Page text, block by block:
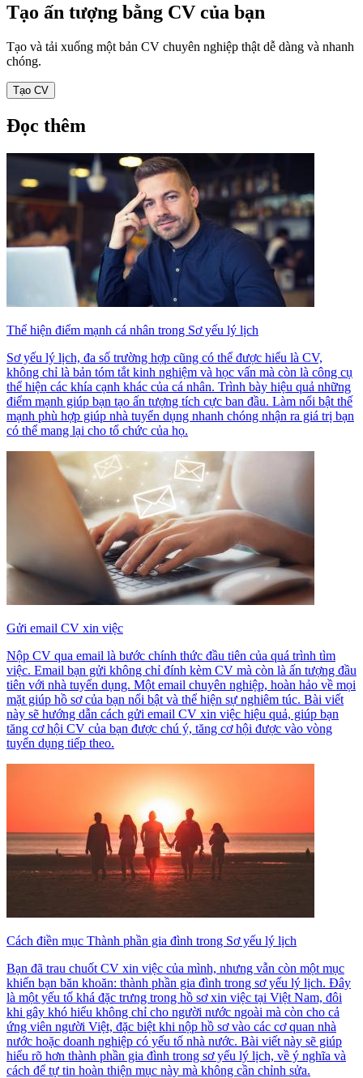
Tạo ấn tượng bằng CV của bạn
Tạo và tải xuống một bản CV chuyên nghiệp thật dễ dàng và nhanh
chóng.
Tạo CV
Đọc thêm
Thể hiện điểm mạnh cá nhân trong Sơ yếu lý lịch
Sơ yếu lý lịch, đa số trường hợp cũng có thể được hiểu là CV,
không chỉ là bản tóm tắt kinh nghiệm và học vấn mà còn là công cụ
thể hiện các khía cạnh khác của cá nhân. Trình bày hiệu quả những
điểm mạnh giúp bạn tạo ấn tượng tích cực ban đầu. Làm nổi bật thế
mạnh phù hợp giúp nhà tuyển dụng nhanh chóng nhận ra giá trị bạn
có thể mang lại cho tổ chức của họ.
Gửi email CV xin việc
Nộp CV qua email là bước chính thức đầu tiên của quá trình tìm
việc. Email bạn gửi không chỉ đính kèm CV mà còn là ấn tượng đầu
tiên với nhà tuyển dụng. Một email chuyên nghiệp, hoàn hảo về mọi
mặt giúp hồ sơ của bạn nổi bật và thể hiện sự nghiêm túc. Bài viết
này sẽ hướng dẫn cách gửi email CV xin việc hiệu quả, giúp bạn
tăng cơ hội CV của bạn được chú ý, tăng cơ hội được vào vòng
tuyển dụng tiếp theo.
Cách điền mục Thành phần gia đình trong Sơ yếu lý lịch
Bạn đã trau chuốt CV xin việc của mình, nhưng vẫn còn một mục
khiến bạn băn khoăn: thành phần gia đình trong sơ yếu lý lịch. Đây
là một yếu tố khá đặc trưng trong hồ sơ xin việc tại Việt Nam, đôi
khi gây khó hiểu không chỉ cho người nước ngoài mà còn cho cả
ứng viên người Việt, đặc biệt khi nộp hồ sơ vào các cơ quan nhà
nước hoặc doanh nghiệp có yếu tố nhà nước. Bài viết này sẽ giúp
hiểu rõ hơn thành phần gia đình trong sơ yếu lý lịch, về ý nghĩa và
cách để tự tin hoàn thiện mục này mà không cần chỉnh sửa.